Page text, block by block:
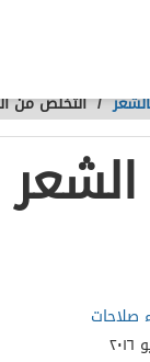
/التخلص من
صلاحات